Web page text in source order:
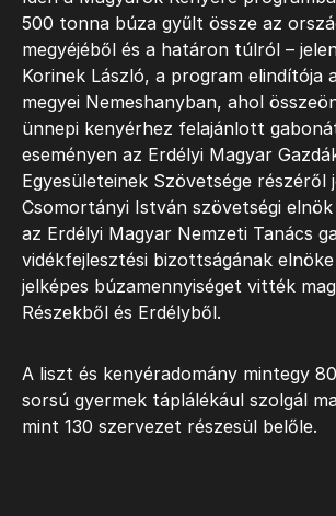
500 tonna búza gyűlt össze az
megyéjéből és a határon túlról –
Korinek László, a program elindítója
megyei Nemeshanyban, ahol
ünnepi kenyérhez felajánlott
eseményen az Erdélyi Magyar
Egyesületeinek Szövetsége részéről
Csomortányi István szövetségi
az Erdélyi Magyar Nemzeti Tanács
vidékfejlesztési bizottságának
jelképes búzamennyiséget vitték
Részekből és Erdélyből.
A liszt és kenyéradomány mintegy
sorsú gyermek táplálékául szolgál
mint 130 szervezet részesül belőle.